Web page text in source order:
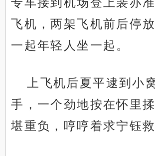
飞机，两架飞机前后停
一起年轻人坐一起。
上飞机后夏平逮到小
手，一个劲地按在怀里
堪重负，哼哼着求宁钰救